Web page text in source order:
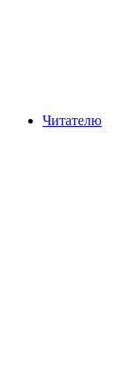
Читателю